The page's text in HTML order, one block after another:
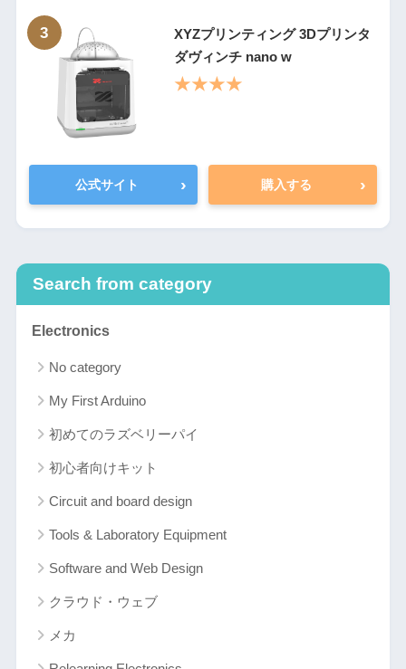
3
XYZプリンティング 3Dプリンタ
ダヴィンチ nano w
★★★★
公式サイト › 購入する ›
Search from category
Electronics
No category
My First Arduino
初めてのラズベリーパイ
初心者向けキット
Circuit and board design
Tools & Laboratory Equipment
Software and Web Design
クラウド・ウェブ
メカ